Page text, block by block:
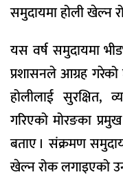
समुदायमा होली खेल्न
यस वर्ष समुदायमा
प्रशासनले आग्रह
होलीलाई सुरक्षित,
गरिएको मोरङका
बताए । संक्रमण
खेल्न रोक लगाइएको